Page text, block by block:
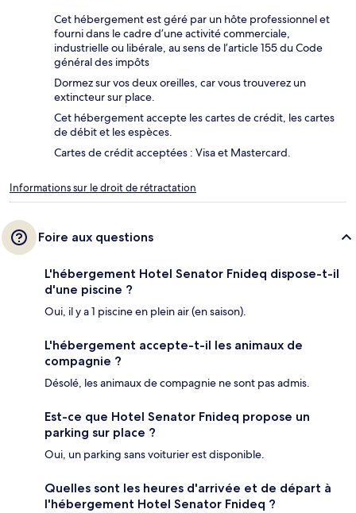
Cet hébergement est géré par un hôte professionnel et
fourni dans le cadre d’une activité commerciale,
industrielle ou libérale, au sens de l’article 155 du Code
général des impôts
Dormez sur vos deux oreilles, car vous trouverez un
extincteur sur place.
Cet hébergement accepte les cartes de crédit, les cartes
de débit et les espèces.
Cartes de crédit acceptées : Visa et Mastercard.
Informations sur le droit de rétractation
Foire aux questions
L'hébergement Hotel Senator Fnideq dispose-t-il
d'une piscine ?
Oui, il y a 1 piscine en plein air (en saison).
L'hébergement accepte-t-il les animaux de
compagnie ?
Désolé, les animaux de compagnie ne sont pas admis.
Est-ce que Hotel Senator Fnideq propose un
parking sur place ?
Oui, un parking sans voiturier est disponible.
Quelles sont les heures d'arrivée et de départ à
l'hébergement Hotel Senator Fnideq ?